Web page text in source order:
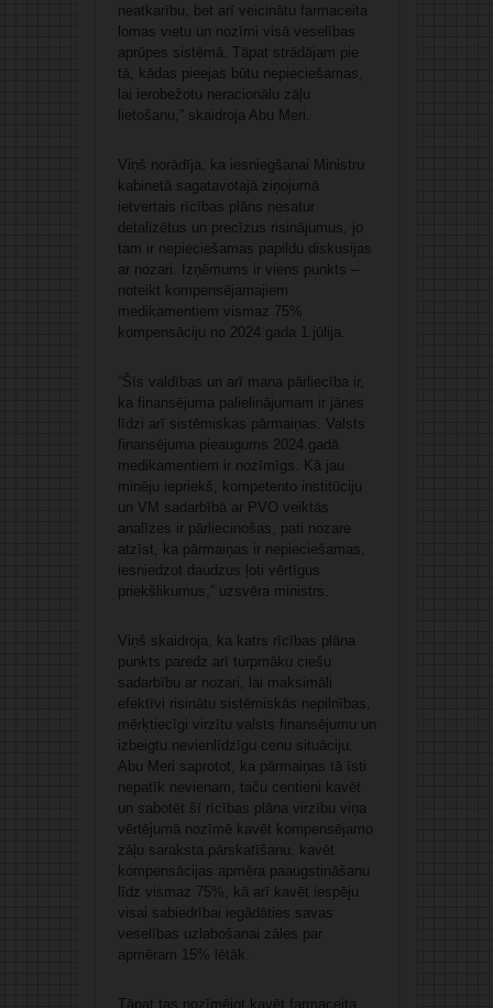
neatkarību, bet arī veicinātu farmaceita
lomas vietu un nozīmi visā veselības
aprūpes sistēmā. Tāpat strādājam pie
tā, kādas pieejas būtu nepieciešamas,
lai ierobežotu neracionālu zāļu
lietošanu,” skaidroja Abu Meri.
Viņš norādīja, ka iesniegšanai Ministru
kabinetā sagatavotajā ziņojumā
ietvertais rīcības plāns nesatur
detalizētus un precīzus risinājumus, jo
tam ir nepieciešamas papildu diskusijas
ar nozari. Izņēmums ir viens punkts –
noteikt kompensējamajiem
medikamentiem vismaz 75%
kompensāciju no 2024.gada 1.jūlija.
“Šīs valdības un arī mana pārliecība ir,
ka finansējuma palielinājumam ir jānes
līdzi arī sistēmiskas pārmaiņas. Valsts
finansējuma pieaugums 2024.gadā
medikamentiem ir nozīmīgs. Kā jau
minēju iepriekš, kompetento institūciju
un VM sadarbībā ar PVO veiktās
analīzes ir pārliecinošas, pati nozare
atzīst, ka pārmaiņas ir nepieciešamas,
iesniedzot daudzus ļoti vērtīgus
priekšlikumus,” uzsvēra ministrs.
Viņš skaidroja, ka katrs rīcības plāna
punkts paredz arī turpmāku ciešu
sadarbību ar nozari, lai maksimāli
efektīvi risinātu sistēmiskās nepilnības,
mērķtiecīgi virzītu valsts finansējumu un
izbeigtu nevienlīdzīgu cenu situāciju.
Abu Meri saprotot, ka pārmaiņas tā īsti
nepatīk nevienam, taču centieni kavēt
un sabotēt šī rīcības plāna virzību viņa
vērtējumā nozīmē kavēt kompensējamo
zāļu saraksta pārskatīšanu, kavēt
kompensācijas apmēra paaugstināšanu
līdz vismaz 75%, kā arī kavēt iespēju
visai sabiedrībai iegādāties savas
veselības uzlabošanai zāles par
apmēram 15% lētāk.
Tāpat tas nozīmējot kavēt farmaceita